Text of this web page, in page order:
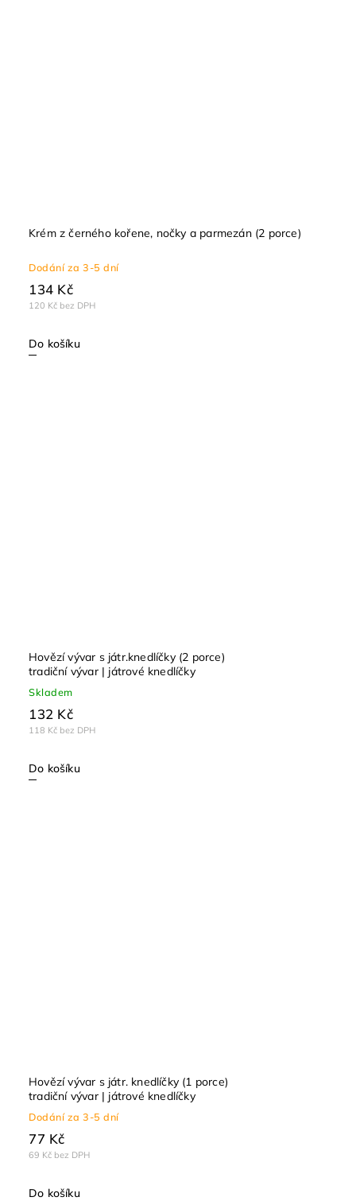
Krém z černého kořene, nočky a parmezán (2 porce)
Dodání za 3-5 dní
120 Kč bez DPH
134 Kč
Do košíku
Hovězí vývar s játr.knedlíčky (2 porce)
tradiční vývar | játrové knedlíčky
Skladem
118 Kč bez DPH
132 Kč
Do košíku
Hovězí vývar s játr. knedlíčky (1 porce)
tradiční vývar | játrové knedlíčky
Dodání za 3-5 dní
69 Kč bez DPH
77 Kč
Do košíku